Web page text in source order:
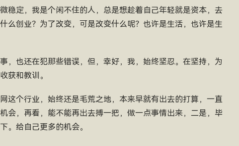
稳定，我是个闲不住的人，总是想趁着自己年轻就是资本，去
么创业？为了改变，可是改变什么呢？也许是生活，也许是生
，也还在犯那些错误，但，幸好，我，始终坚忍。在坚持，为
获和教训。
这个行业，始终还是毛荒之地，本来早就有出去的打算，一直
会，再看，能不能再出去搏一把，做一点事情出来，二是，毕
。给自己更多的机会。